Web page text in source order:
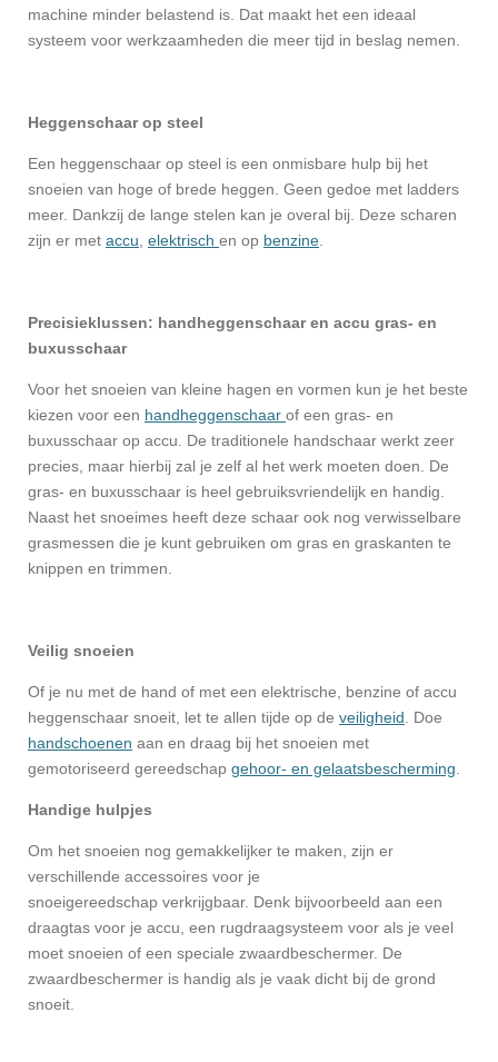
machine minder belastend is. Dat maakt het een ideaal
systeem voor werkzaamheden die meer tijd in beslag nemen.
Heggenschaar op steel
Een heggenschaar op steel is een onmisbare hulp bij het
snoeien van hoge of brede heggen. Geen gedoe met ladders
meer. Dankzij de lange stelen kan je overal bij. Deze scharen
zijn er met accu, elektrisch en op benzine.
Precisieklussen: handheggenschaar en accu gras- en
buxusschaar
Voor het snoeien van kleine hagen en vormen kun je het beste
kiezen voor een handheggenschaar of een gras- en
buxusschaar op accu. De traditionele handschaar werkt zeer
precies, maar hierbij zal je zelf al het werk moeten doen. De
gras- en buxusschaar is heel gebruiksvriendelijk en handig.
Naast het snoeimes heeft deze schaar ook nog verwisselbare
grasmessen die je kunt gebruiken om gras en graskanten te
knippen en trimmen.
Veilig snoeien
Of je nu met de hand of met een elektrische, benzine of accu
heggenschaar snoeit, let te allen tijde op de veiligheid. Doe
handschoenen aan en draag bij het snoeien met
gemotoriseerd gereedschap gehoor- en gelaatsbescherming.
Handige hulpjes
Om het snoeien nog gemakkelijker te maken, zijn er
verschillende accessoires voor je
snoeigereedschap verkrijgbaar. Denk bijvoorbeeld aan een
draagtas voor je accu, een rugdraagsysteem voor als je veel
moet snoeien of een speciale zwaardbeschermer. De
zwaardbeschermer is handig als je vaak dicht bij de grond
snoeit.